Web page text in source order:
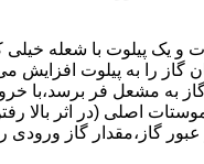
یک پیلوت با شعله خیلی
را به پیلوت افزایش می
به مشعل فر برسد،با
اصلی (در اثر
گاز،مقدار گاز ورودی